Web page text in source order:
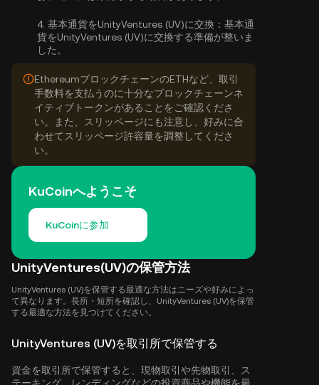
4. 基本通貨をUnityVentures (UV)に交換： 基本通
貨をUnityVentures (UV)に交換する準備が整いま
した。
EthereumブロックチェーンのETHなど、取引
手数料を支払うのに十分なブロックチェーンネ
イティブトークンがあることをご確認くださ
い。また、スリッページにも注意し、好みに合
わせてスリッページ許容量を調整してくださ
い。
KuCoinへようこそ
KuCoinに参加
UnityVentures(UV)の保管方法
UnityVentures (UV)を保管する最適な方法はニーズや好みによっ
て異なります。長所・短所を確認し、UnityVentures (UV)を保管
する最適な方法を見つけてください。
UnityVentures (UV)を取引所で保管する
資金を取引所で保管すると、現物取引や先物取引、ス